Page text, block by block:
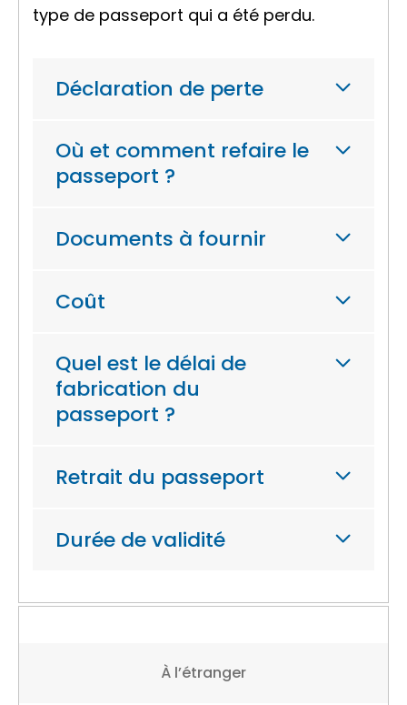
type de passeport qui a été perdu.
Déclaration de perte
Où et comment refaire le
passeport ?
Documents à fournir
Coût
Quel est le délai de
fabrication du
passeport ?
Retrait du passeport
Durée de validité
À l’étranger